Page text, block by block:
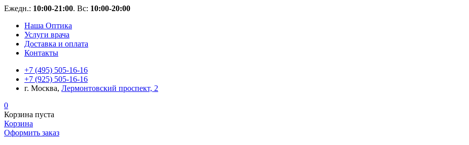
Ежедн.: 10:00-21:00. Вс: 10:00-20:00
Наша Оптика
Услуги врача
Доставка и оплата
Контакты
+7 (495) 505-16-16
+7 (925) 505-16-16
г. Москва, Лермонтовский проспект, 2
0
Корзина пуста
Корзина
Оформить заказ